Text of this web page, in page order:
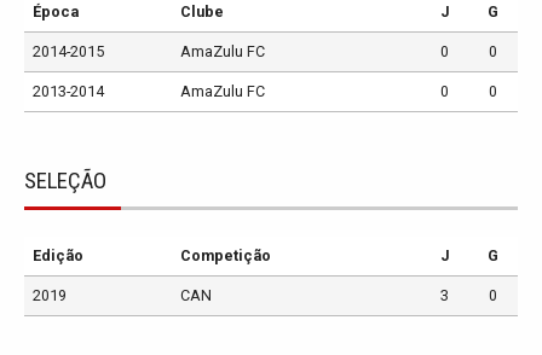
Época Clube J G
2014-2015 AmaZulu FC 0 0
2013-2014 AmaZulu FC 0 0
SELEÇÃO
Edição Competição J G
2019 CAN 3 0